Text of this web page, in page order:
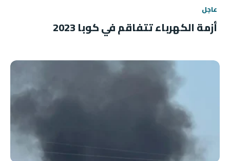
عاجل
أزمة الكهرباء تتفاقم في كوبا 2023